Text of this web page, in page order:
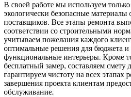
В своей работе мы используем
экологически безопасные материалы
поставщиков. Все этапы ремонта
соответствии со строительными
учитываем пожелания каждого
оптимальные решения для бюджета и
функциональные интерьеры. Кроме
бесплатный замер, составляем смету
гарантируем чистоту на всех этапах
завершения проекта клиентам
обслуживание.